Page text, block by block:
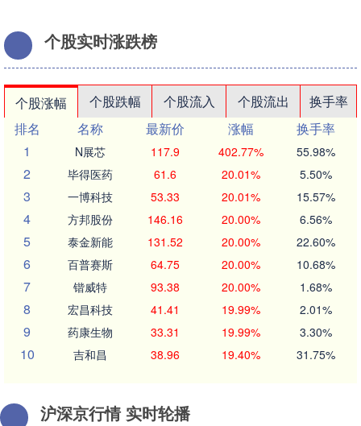
个股实时涨跌榜
个股涨幅 个股跌幅 个股流入 个股流出
换手率
排名
名称 最新价 涨幅
换手率
1
N展芯 117.9 402.77% 55.98%
2 毕得医药 61.6 20.01% 5.50%
3 一博科技 53.33 20.01% 15.57%
4 方邦股份 146.16 20.00% 6.56%
5 泰金新能 131.52 20.00% 22.60%
6 百普赛斯 64.75 20.00% 10.68%
7 锴威特 93.38 20.00% 1.68%
8 宏昌科技 41.41 19.99% 2.01%
9 药康生物 33.31 19.99% 3.30%
10 吉和昌 38.96 19.40% 31.75%
沪深京行情 实时轮播